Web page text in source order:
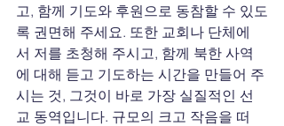
고, 함께 기도와 후원으로 동참할 수 있도
록 권면해 주세요. 또한 교회나 단체에
서 저를 초청해 주시고, 함께 북한 사역
에 대해 듣고 기도하는 시간을 만들어 주
시는 것, 그것이 바로 가장 실질적인 선
교 동역입니다. 규모의 크고 작음을 떠